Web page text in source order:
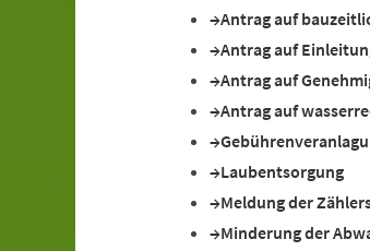
Antrag auf
Antrag auf
Antrag auf
Antrag auf
Laubentsorgung
Meldung der
Minderung der